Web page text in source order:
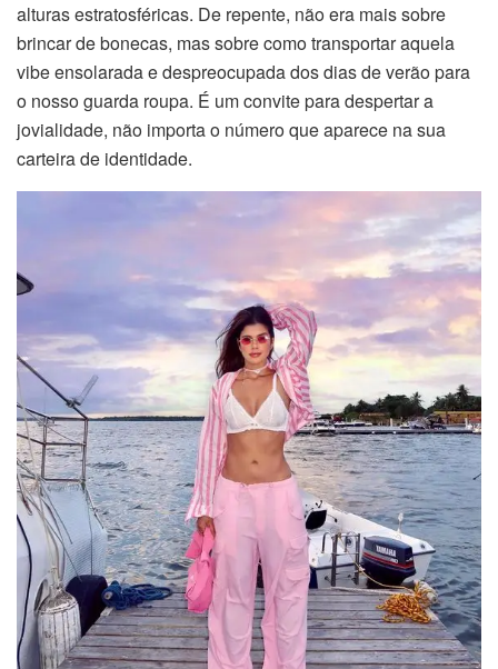
alturas estratosféricas. De repente, não era mais sobre
brincar de bonecas, mas sobre como transportar aquela
vibe ensolarada e despreocupada dos dias de verão para
o nosso guarda roupa. É um convite para despertar a
jovialidade, não importa o número que aparece na sua
carteira de identidade.